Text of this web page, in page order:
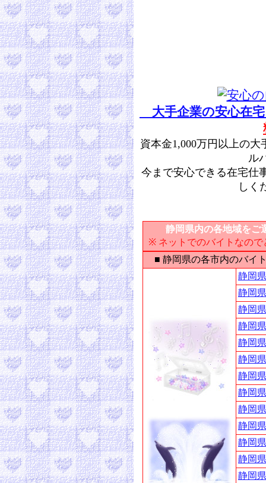
大手企業の安心在
資本金1,000万円以上の
ル
今まで安心できる在宅仕
しく
静岡県内の各地域をご
※ ネットでのバイトなの
■ 静岡県の各市内のバイ
静岡
静岡
静岡
静岡
静岡
静岡
静岡
静岡
静岡
静岡
静岡
静岡
静岡